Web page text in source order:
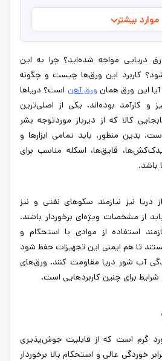
موارد بیشتر
دریایی مواجه شده‌اید؟ چرا به این
کاربرد این ورق‌ها چیست و چگونه
این ورق همان ورق آهن است؟ دریاها
و کارآمد بوده‌اند. یکی از اصلی‌ترین
کالا که از دیرباز موردتوجه بشر
بدین منظور، باید تمامی ابزارها و
قایق‌ها، اسکله مناسب برای
باشد.
دریا نیز نیازمند سکوهای نفتی و نیز
از مشخصات ویژه‌ای برخوردار باشند.
استفاده از موادی با استحکام و
تا هم ایمنی این تجهیزات حفظ شود
آب شور دریا مقاومت کنند. ورق‌های
برای چنین کاربردهایی است.
گرم است که از قابلیت جوش‌پذیری
خوردگی عالی و استحکام بالا برخوردار